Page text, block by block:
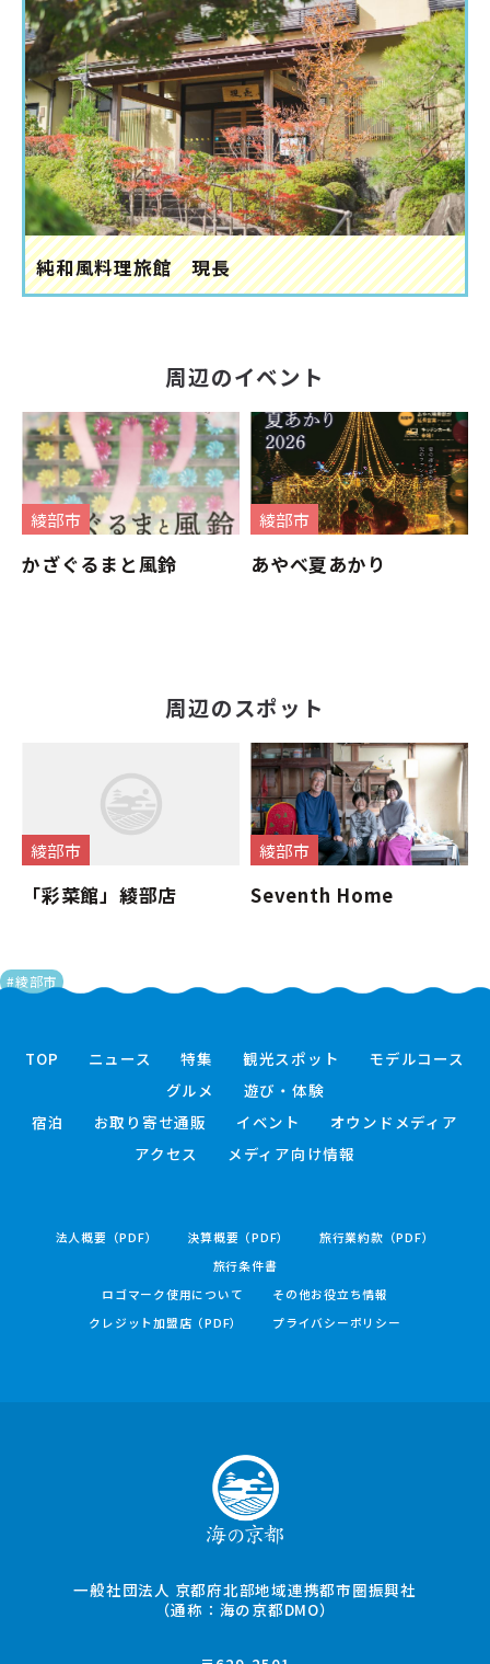
#綾部市
純和風料理旅館 現長
周辺のイベント
綾部市
かざぐるまと風鈴
綾部市
あやべ夏あかり
周辺のスポット
綾部市
「彩菜館」綾部店
綾部市
Seventh Home
TOP ニュース 特集 観光スポット
モデルコース
グルメ
遊び・体験
宿泊
お取り寄せ通販 イベント
オウンドメディア
アクセス
メディア向け情報
法人概要（PDF） 決算概要（PDF）
旅行業約款（PDF）
旅行条件書
ロゴマーク使用について
その他お役立ち情報
クレジット加盟店（PDF）
プライバシーポリシー
一般社団法人 京都府北部地域連携都市圏振興社
（通称：海の京都DMO）